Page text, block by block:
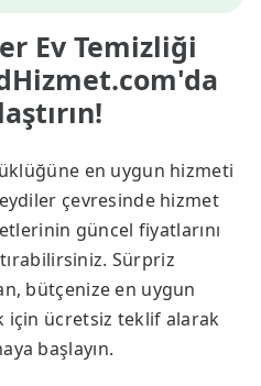
Ev Temizliği
en uygun hizmeti
çevresinde hizmet
güncel fiyatlarını
Sürpriz
bütçenize en uygun
için ücretsiz teklif alarak
başlayın.